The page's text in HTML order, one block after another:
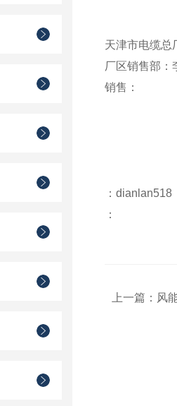
天津市电缆总
厂区销售部：
销售：
：dianlan518
：
上一篇： 风